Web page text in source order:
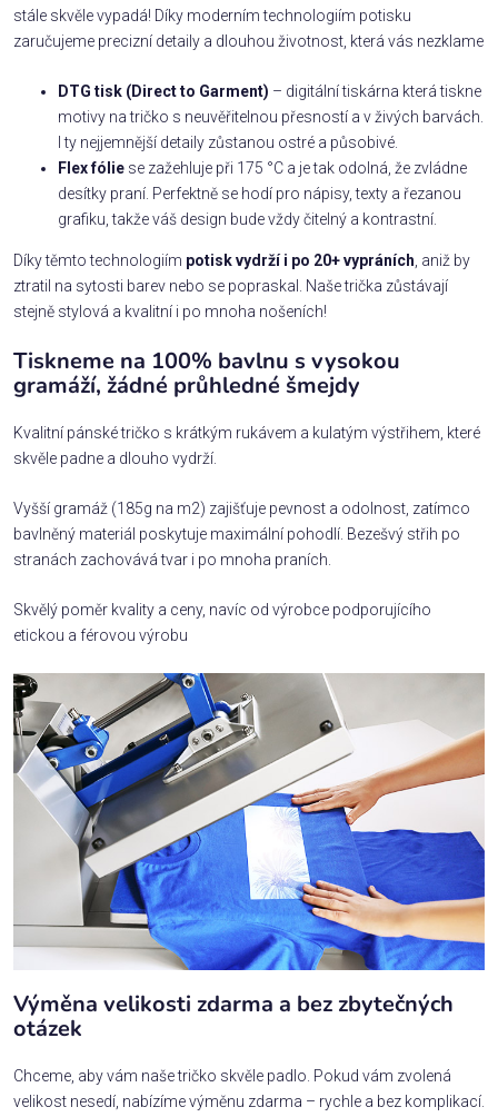
stále skvěle vypadá! Díky moderním technologiím potisku
zaručujeme precizní detaily a dlouhou životnost, která vás nezklame
DTG tisk (Direct to Garment) – digitální tiskárna která tiskne
motivy na tričko s neuvěřitelnou přesností a v živých barvách.
I ty nejjemnější detaily zůstanou ostré a působivé.
Flex fólie se zažehluje při 175 °C a je tak odolná, že zvládne
desítky praní. Perfektně se hodí pro nápisy, texty a řezanou
grafiku, takže váš design bude vždy čitelný a kontrastní.
Díky těmto technologiím potisk vydrží i po 20+ vypráních , aniž by
ztratil na sytosti barev nebo se popraskal. Naše trička zůstávají
stejně stylová a kvalitní i po mnoha nošeních!
Tiskneme na 100% bavlnu s vysokou
gramáží, žádné průhledné šmejdy
Kvalitní pánské tričko s krátkým rukávem a kulatým výstřihem, které
skvěle padne a dlouho vydrží.
Vyšší gramáž (185g na m2) zajišťuje pevnost a odolnost, zatímco
bavlněný materiál poskytuje maximální pohodlí. Bezešvý střih po
stranách zachovává tvar i po mnoha praních.
Skvělý poměr kvality a ceny, navíc od výrobce podporujícího
etickou a férovou výrobu
Výměna velikosti zdarma a bez zbytečných
otázek
Chceme, aby vám naše tričko skvěle padlo. Pokud vám zvolená
velikost nesedí, nabízíme výměnu zdarma – rychle a bez komplikací.